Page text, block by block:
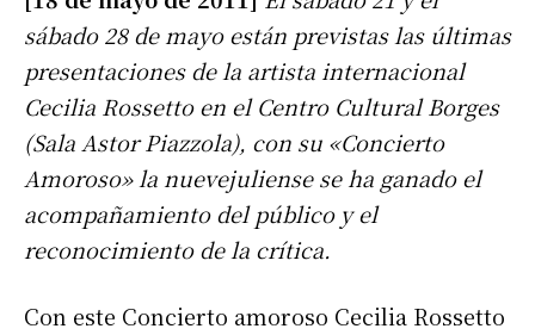
sábado 28 de mayo están previstas las últimas
presentaciones de la artista internacional
Cecilia Rossetto en el Centro Cultural Borges
(Sala Astor Piazzola), con su «Concierto
Amoroso» la nuevejuliense se ha ganado el
acompañamiento del público y el
reconocimiento de la crítica.
Con este Concierto amoroso Cecilia Rossetto